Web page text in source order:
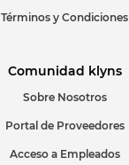
Términos y Condiciones
Comunidad klyns
Sobre Nosotros
Portal de Proveedores
Acceso a Empleados